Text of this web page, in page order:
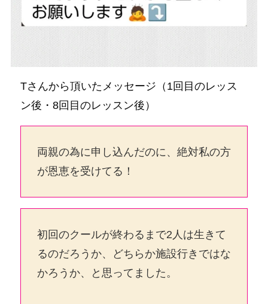
Tさんから頂いたメッセージ（1回目のレッス
ン後・8回目のレッスン後）
両親の為に申し込んだのに、絶対私の方
が恩恵を受けてる！
初回のクールが終わるまで2人は生きて
るのだろうか、どちらか施設行きではな
かろうか、と思ってました。